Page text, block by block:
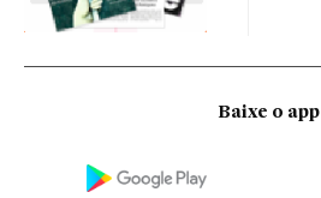
Baixe o app